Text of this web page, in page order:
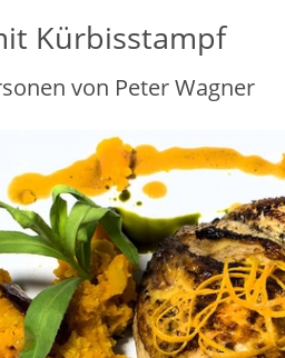
Kürbisstampf
von Peter Wagner